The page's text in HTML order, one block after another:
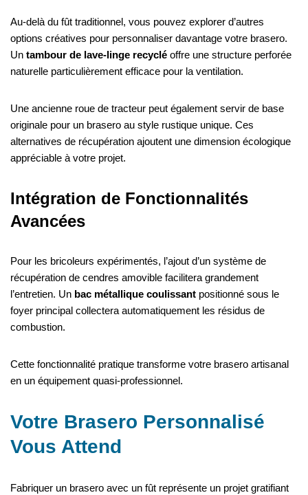
Au-delà du fût traditionnel, vous pouvez explorer d’autres
options créatives pour personnaliser davantage votre brasero.
Un tambour de lave-linge recyclé offre une structure perforée
naturelle particulièrement efficace pour la ventilation.
Une ancienne roue de tracteur peut également servir de base
originale pour un brasero au style rustique unique. Ces
alternatives de récupération ajoutent une dimension écologique
appréciable à votre projet.
Intégration de Fonctionnalités
Avancées
Pour les bricoleurs expérimentés, l’ajout d’un système de
récupération de cendres amovible facilitera grandement
l’entretien. Un bac métallique coulissant positionné sous le
foyer principal collectera automatiquement les résidus de
combustion.
Cette fonctionnalité pratique transforme votre brasero artisanal
en un équipement quasi-professionnel.
Votre Brasero Personnalisé
Vous Attend
Fabriquer un brasero avec un fût représente un projet gratifiant